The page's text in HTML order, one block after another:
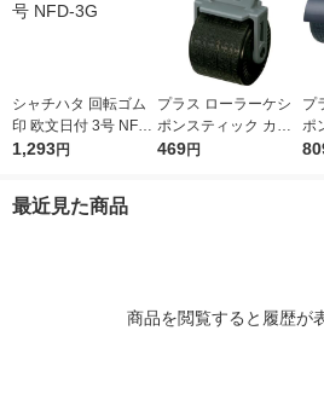
シャチハタ 回転ゴム
印 欧文日付 3号 NFD-
3G
1,293円
プラス ローラーケシ
ポンスティック カー
トリッジ 個人情報保
469円
プ
ポ
ク
最近見た商品
商品を閲覧すると履歴が